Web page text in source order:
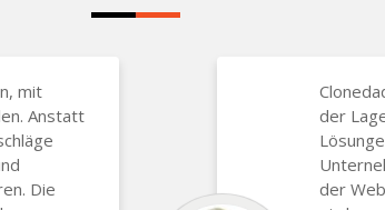
mit
Anstatt
Die
der
der